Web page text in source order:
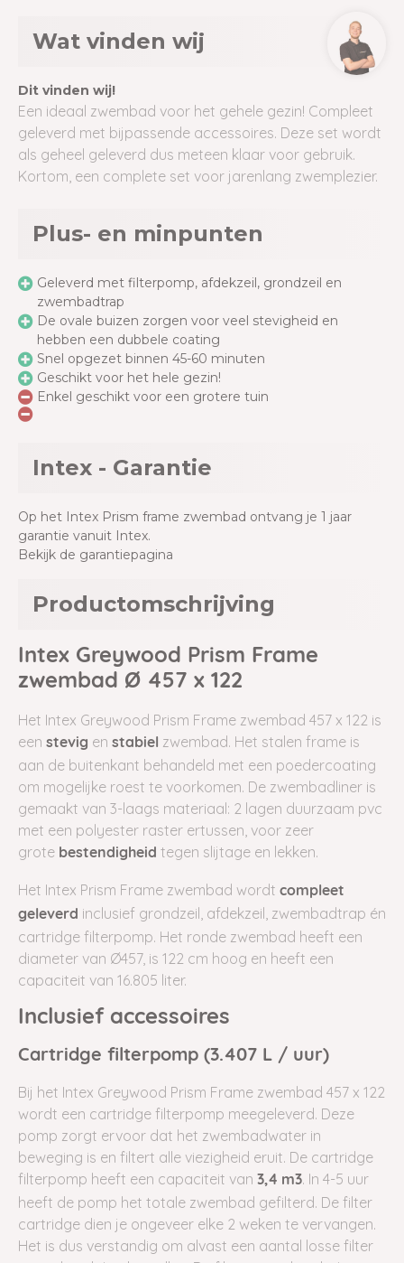
Wat vinden wij
Dit vinden wij!
Een ideaal zwembad voor het gehele gezin! Compleet
geleverd met bijpassende accessoires. Deze set wordt
als geheel geleverd dus meteen klaar voor gebruik.
Kortom, een complete set voor jarenlang zwemplezier.
Plus- en minpunten
Geleverd met filterpomp, afdekzeil, grondzeil en
zwembadtrap
De ovale buizen zorgen voor veel stevigheid en
hebben een dubbele coating
Snel opgezet binnen 45-60 minuten
Geschikt voor het hele gezin!
Enkel geschikt voor een grotere tuin
Intex - Garantie
Op het Intex Prism frame zwembad ontvang je 1 jaar
garantie vanuit Intex.
Bekijk de garantiepagina
Productomschrijving
Intex Greywood Prism Frame
zwembad Ø 457 x 122
Het Intex Greywood Prism Frame zwembad 457 x 122 is
een stevig en stabiel zwembad. Het stalen frame is
aan de buitenkant behandeld met een poedercoating
om mogelijke roest te voorkomen. De zwembadliner is
gemaakt van 3-laags materiaal: 2 lagen duurzaam pvc
met een polyester raster ertussen, voor zeer
grote bestendigheid tegen slijtage en lekken.
Het Intex Prism Frame zwembad wordt compleet
geleverd inclusief grondzeil, afdekzeil, zwembadtrap én
cartridge filterpomp. Het ronde zwembad heeft een
diameter van Ø457, is 122 cm hoog en heeft een
capaciteit van 16.805 liter.
Inclusief accessoires
Cartridge filterpomp (3.407 L / uur)
Bij het Intex Greywood Prism Frame zwembad 457 x 122
wordt een cartridge filterpomp meegeleverd. Deze
pomp zorgt ervoor dat het zwembadwater in
beweging is en filtert alle viezigheid eruit. De cartridge
filterpomp heeft een capaciteit van 3,4 m3. In 4-5 uur
heeft de pomp het totale zwembad gefilterd. De filter
cartridge dien je ongeveer elke 2 weken te vervangen.
Het is dus verstandig om alvast een aantal losse filter